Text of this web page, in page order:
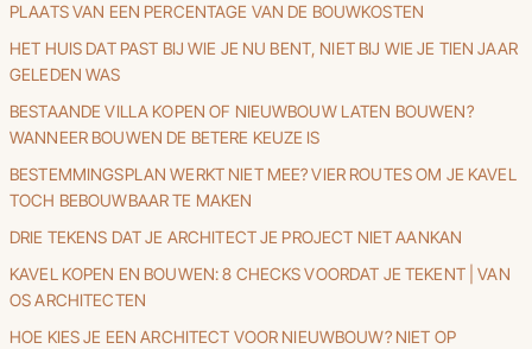
PLAATS VAN EEN PERCENTAGE VAN DE BOUWKOSTEN
HET HUIS DAT PAST BIJ WIE JE NU BENT, NIET BIJ WIE JE TIEN JAAR
GELEDEN WAS
BESTAANDE VILLA KOPEN OF NIEUWBOUW LATEN BOUWEN?
WANNEER BOUWEN DE BETERE KEUZE IS
BESTEMMINGSPLAN WERKT NIET MEE? VIER ROUTES OM JE KAVEL
TOCH BEBOUWBAAR TE MAKEN
DRIE TEKENS DAT JE ARCHITECT JE PROJECT NIET AANKAN
KAVEL KOPEN EN BOUWEN: 8 CHECKS VOORDAT JE TEKENT | VAN
OS ARCHITECTEN
HOE KIES JE EEN ARCHITECT VOOR NIEUWBOUW? NIET OP